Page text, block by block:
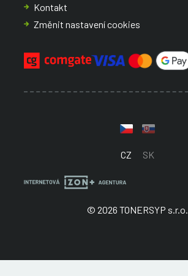
Kontakt
Změnit nastavení cookies
CZ SK
© 2026 TONERSYP s.r.o.